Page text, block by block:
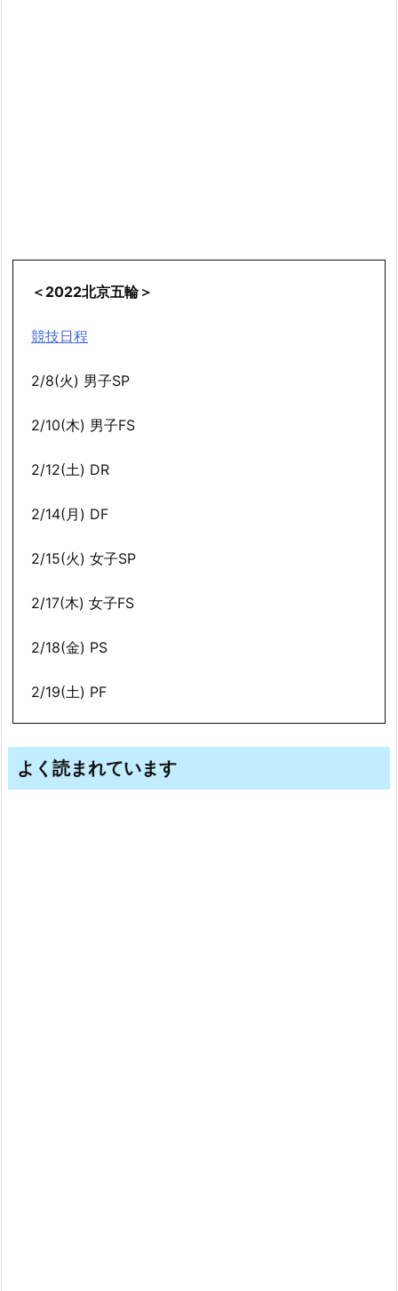
＜2022北京五輪＞
競技日程
2/8(火) 男子SP
2/10(木) 男子FS
2/12(土) DR
2/14(月) DF
2/15(火) 女子SP
2/17(木) 女子FS
2/18(金) PS
2/19(土) PF
よく読まれています